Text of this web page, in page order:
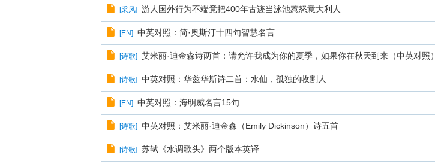
[采风] 游人国外行为不端竟把400年古迹当泳池惹怒意大利人
[EN] 中英对照：简·奥斯汀十四句智慧名言
[诗歌] 艾米丽·迪金森诗两首：请允许我成为你的夏季，如果你在秋天到来（中英对照）
[诗歌] 中英对照：华兹华斯诗二首：水仙，孤独的收割人
[EN] 中英对照：海明威名言15句
[诗歌] 中英对照：艾米丽·迪金森（Emily Dickinson）诗五首
[诗歌] 苏轼《水调歌头》两个版本英译